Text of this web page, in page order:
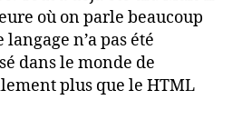
où on parle beaucoup
langage n’a pas été
dans le monde de
plus que le HTML